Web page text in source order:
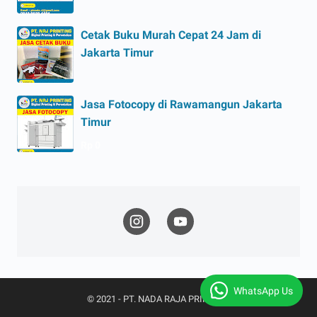
Cetak Buku Murah Cepat 24 Jam di
Jakarta Timur
Jasa Fotocopy di Rawamangun Jakarta
Timur
© 2021 - PT. NADA RAJA PRINTING
WhatsApp Us